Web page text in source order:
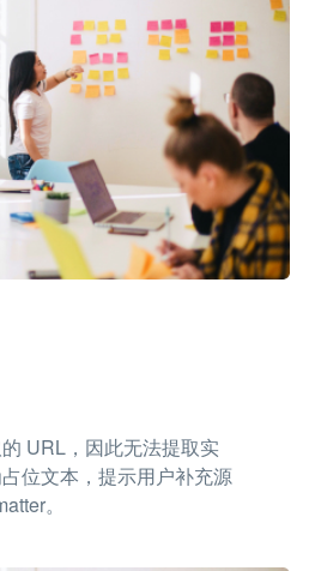
URL，因此无法提取实
位文本，提示用户补充源
。